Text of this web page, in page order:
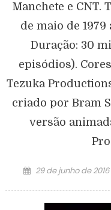
Manchete e CNT.
de maio de 1979
Duração: 30
episódios).
Tezuka
criado por Bram
versão
29 de junho de 2016